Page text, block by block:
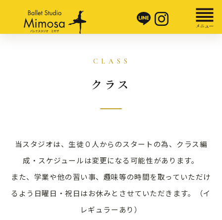
クラス
当スタジオは、生徒０人からのスタートの為、クラス編
成・スケジュールは変更になる可能性があります。
また、学業や他の習い事、趣味等の時間を取っていただけ
るよう日曜日・祝日はお休みとさせていただきます。（イ
レギュラーあり）